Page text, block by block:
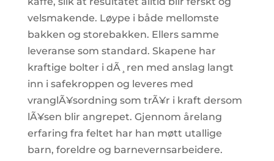
velsmakende. Løype i både mellomste
bakken og storebakken. Ellers samme
leveranse som standard. Skapene har
kraftige bolter i dÃ¸ren med anslag langt
inn i safekroppen og leveres med
vranglÃ¥sordning som trÃ¥r i kraft dersom
lÃ¥sen blir angrepet. Gjennom årelang
erfaring fra feltet har han møtt utallige
barn, foreldre og barnevernsarbeidere.